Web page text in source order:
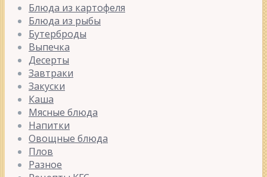
Блюда из картофеля
Блюда из рыбы
Бутерброды
Выпечка
Десерты
Завтраки
Закуски
Каша
Мясные блюда
Напитки
Овощные блюда
Плов
Разное